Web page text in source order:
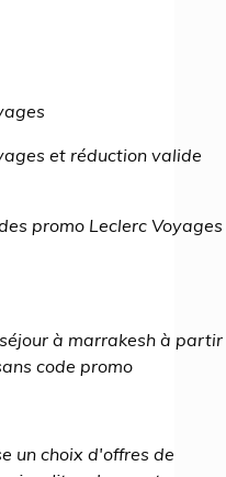
et réduction valide
promo Leclerc Voyages
à marrakesh à partir
code promo
un choix d'offres de